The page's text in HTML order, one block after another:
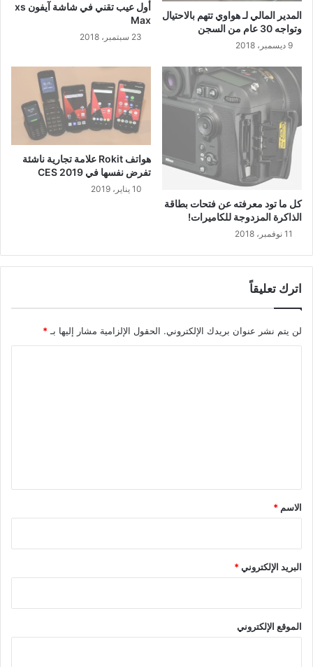
المدير المالي لـ هواوي تتهم بالاحتيال
وتواجه 30 عام من السجن
9 ديسمبر، 2018
أول عيب تقني في شاشة آيفون xs
Max
23 سبتمبر، 2018
كل ما تود معرفته عن فتحات بطاقة
الذاكرة المزدوجة للكاميرات!
11 نوفمبر، 2018
هواتف Rokit علامة تجارية ناشئة
تفرض نفسها في CES 2019
10 يناير، 2019
اترك تعليقاً
لن يتم نشر عنوان بريدك الإلكتروني. الحقول الإلزامية مشار إليها بـ*
*
الاسم *
البريد الإلكتروني*
الموقع الإلكتروني